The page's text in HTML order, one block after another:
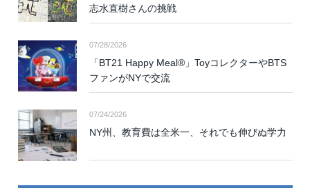
志水直樹さんの挑戦
07/28/2026
「BT21 Happy Meal®」ToyコレクターやBTS
ファンがNYで交流
07/24/2026
NY州、教育費は全米一、それでも伸びぬ学力